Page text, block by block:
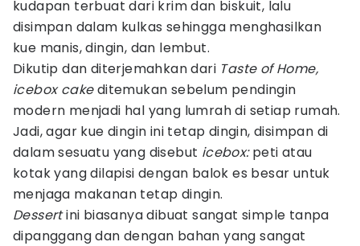
kudapan terbuat dari krim dan biskuit, lalu
disimpan dalam kulkas sehingga menghasilkan
kue manis, dingin, dan lembut.
Dikutip dan diterjemahkan dari Taste of Home,
icebox cakeditemukan sebelum pendingin
modern menjadi hal yang lumrah di setiap rumah.
Jadi, agar kue dingin ini tetap dingin, disimpan di
dalam sesuatu yang disebut icebox:peti atau
kotak yang dilapisi dengan balok es besar untuk
menjaga makanan tetap dingin.
Dessertini biasanya dibuat sangat simple tanpa
dipanggang dan dengan bahan yang sangat